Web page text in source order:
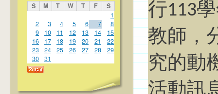
S M T W T F
S
1
2
3 4 5 6 7
8
9
10 11 12 13 14
15
16
17 18 19 20 21
22
23
24 25 26 27 28
29
30
31
行113
教師，
究的動